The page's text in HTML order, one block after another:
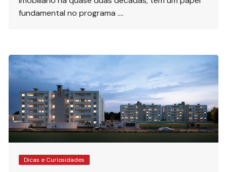
fundamental no programa ….
Dicas e Curiosidades